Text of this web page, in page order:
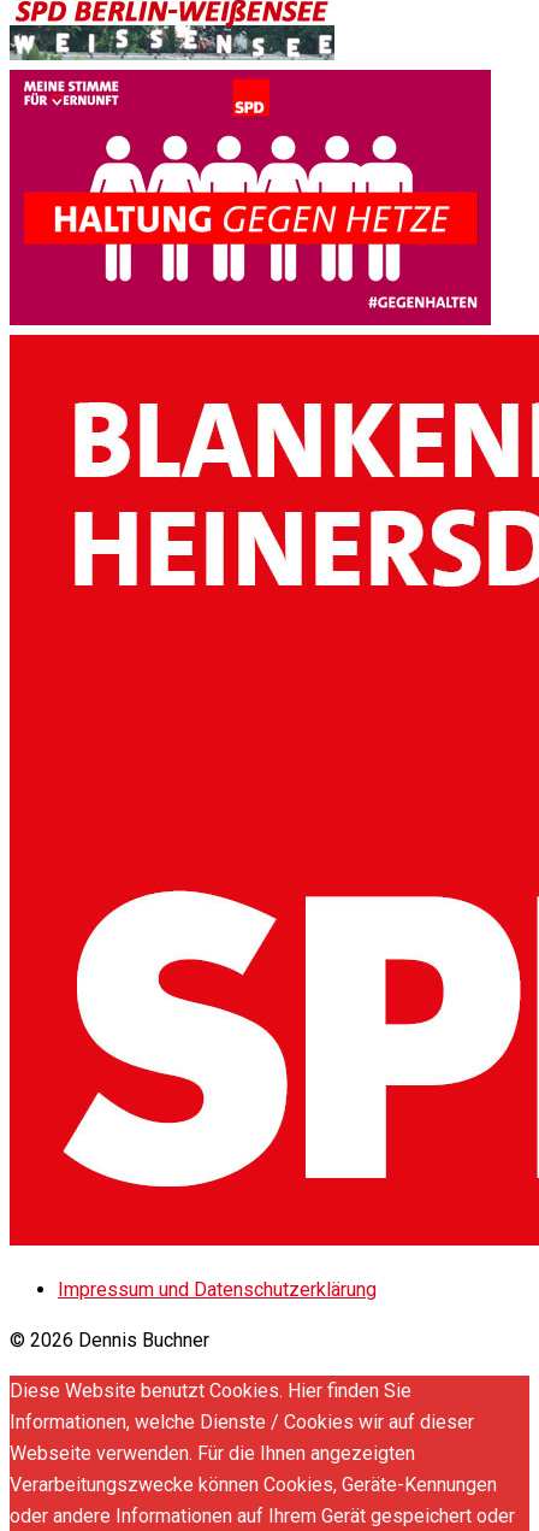
Impressum und Datenschutzerklärung
© 2026 Dennis Buchner
Diese Website benutzt Cookies. Hier finden Sie
Informationen, welche Dienste / Cookies wir auf dieser
Webseite verwenden. Für die Ihnen angezeigten
Verarbeitungszwecke können Cookies, Geräte-Kennungen
oder andere Informationen auf Ihrem Gerät gespeichert oder